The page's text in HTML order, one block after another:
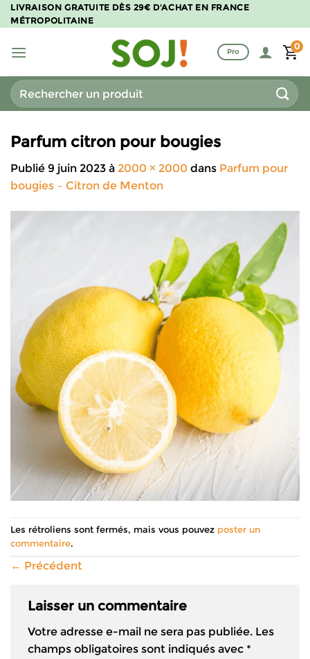
Passer
au
LIVRAISON GRATUITE DÈS 29€ D'ACHAT EN FRANCE
MÉTROPOLITAINE
Pro
0
Recherche
pour :
Parfum citron pour bougies
Publié 9 juin 2023 à 2000 × 2000 dans Parfum pour
bougies – Citron de Menton
Les rétroliens sont fermés, mais vous pouvez poster un
commentaire.
← Précédent
Laisser un commentaire
Votre adresse e-mail ne sera pas publiée. Les
champs obligatoires sont indiqués avec *